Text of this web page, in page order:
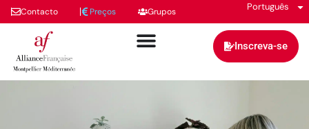
Contacto Preços Grupos Português
Inscreva-se